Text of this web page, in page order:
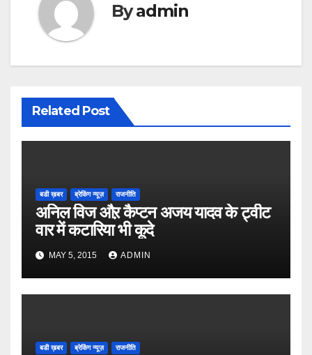
Byadmin
Related Post
बडी ख़बर ब्रेकिंग न्यूज़ राजनीति
अनिल विज औऱ कैप्टन अजय यादव के ट्वीट
वार में कटारिया भी कूदे
MAY 5, 2015 ADMIN
बडी ख़बर ब्रेकिंग न्यूज़ राजनीति